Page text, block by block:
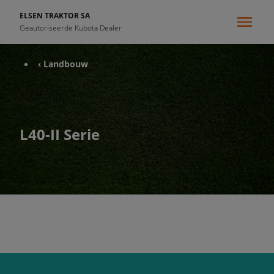
ELSEN TRAKTOR SA
Geautoriseerde Kubota Dealer
‹ Landbouw
L40-II Serie